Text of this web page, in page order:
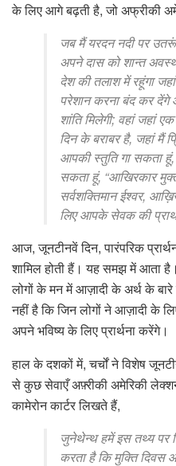
के लिए आगे बढ़ती है, जो अफ्रीकी
जब मैं यरदन नदी पर
अपने दास को शान्त
देश की तलाश में रहूंगा
परेशान करना बंद कर देंगे
शांति मिलेगी; वहां जहां
दिन के बराबर है, जहां मैं
आपकी स्तुति गा सकता
सकता हूं, “आखिरकार
सर्वशक्तिमान ईश्वर,
लिए आपके सेवक की
आज, जूनटीनवें दिन, पारंपरिक
शामिल होती हैं। यह समझ में आता
लोगों के मन में आज़ादी के अर्थ के
नहीं है कि जिन लोगों ने आज़ादी के
अपने भविष्य के लिए प्रार्थना करेंगे।
हाल के दशकों में, चर्चों ने विशेष
से कुछ सेवाएँ अफ़्रीकी अमेरिकी
कामेरोन कार्टर लिखते हैं,
जुनेथेन्थ हमें इस तथ्य पर
करता है कि मुक्ति